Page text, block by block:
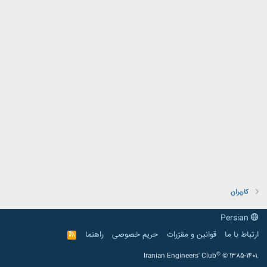
کاربران
ارتباط با ما
قوانین و مقرّرات حریم خصوصی راهنما
R
S
Iranian Engineers' Club® © 1385-1401.